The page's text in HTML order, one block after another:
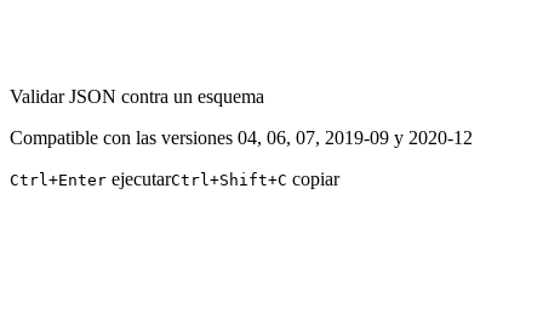
Validar JSON contra un esquema
Compatible con las versiones 04, 06, 07, 2019-09 y 2020-12
Ctrl+Enter ejecutarCtrl+Shift+C copiar